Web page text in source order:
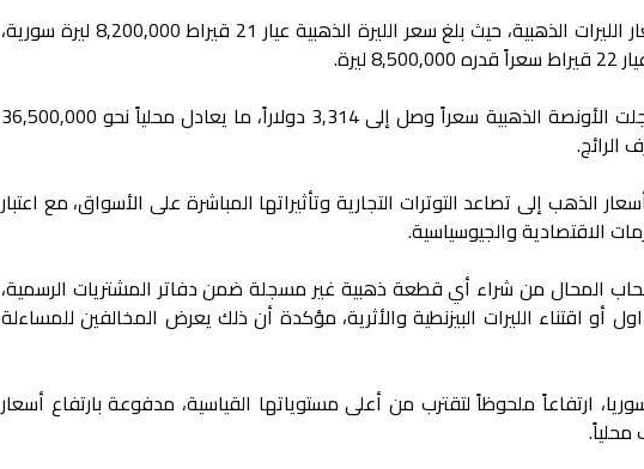
امتد تأثير هذا الارتفاع ليشمل أسعار الليرات الذهبية، حيث بلغ سعر الليرة الذهبية عيار 21 قيراط 8,200,000 ليرة سورية،
أما على الصعيد العالمي، فقد سجلت الأونصة الذهبية سعراً وصل إلى 3,314 دولاراً، ما يعادل محلياً نحو 36,500,000
الرائج.
الذهب إلى تصاعد التوترات التجارية وتأثيراتها المباشرة على الأسواق، مع اعتبار
الاقتصادية والجيوسياسية.
المحال من شراء أي قطعة ذهبية غير مسجلة ضمن دفاتر المشتريات الرسمية،
أو اقتناء الليرات البيزنطية والأثرية، مؤكدة أن ذلك يعرض المخالفين للمساءلة
ارتفاعاً ملحوظاً لتقترب من أعلى مستوياتها القياسية، مدفوعة بارتفاع أسعار